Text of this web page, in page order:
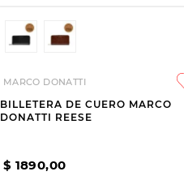
MARCO DONATTI
BILLETERA DE CUERO MARCO
DONATTI REESE
$ 1890,00